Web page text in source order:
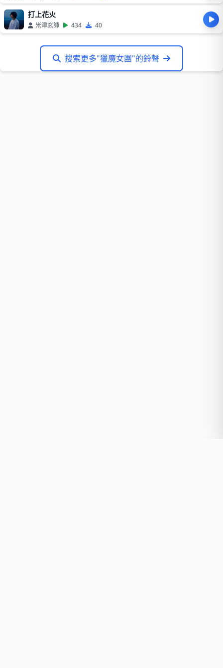
打上花火
米津玄師 434 40
搜索更多"獵魔女團"的鈴聲